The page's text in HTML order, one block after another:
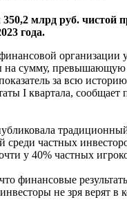
млрд руб. чистой
года.
организации
на сумму,
за всю
I квартала, сообщает
среди частных
у 40% частных
финансовые
не зря верят в